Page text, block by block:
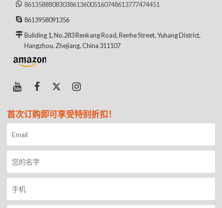
861358880830386136005160748613777474451
8613958091356
Building 1, No.283 Renkang Road, Renhe Street, Yuhang District,
Hangzhou, Zhejiang, China 311107
首次订购即可享受特别折扣！